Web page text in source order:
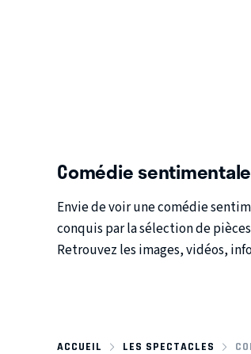
Comédie
Envie de voir une comédie
conquis par la sélection de
Retrouvez les images, vidéos,
ACCUEIL LES SPECTACLES